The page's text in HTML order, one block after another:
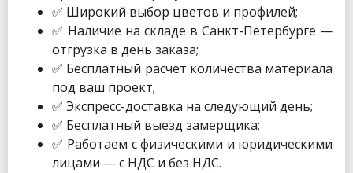
✅ Широкий выбор цветов и профилей;
✅ Наличие на складе в Санкт-Петербурге —
отгрузка в день заказа;
✅ Бесплатный расчет количества материала
под ваш проект;
✅ Экспресс-доставка на следующий день;
✅ Бесплатный выезд замерщика;
✅ Работаем с физическими и юридическими
лицами — с НДС и без НДС.